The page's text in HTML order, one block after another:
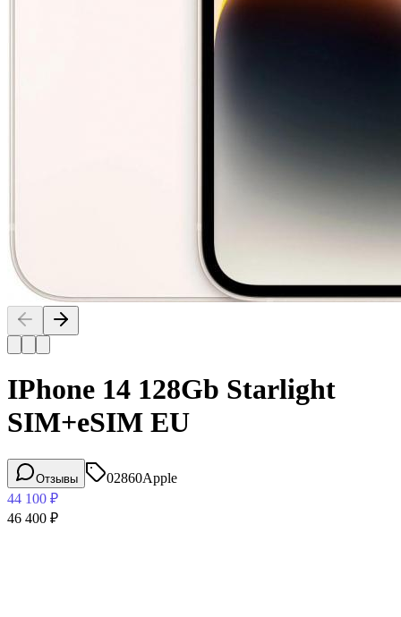
IPhone 14 128Gb Starlight
SIM+eSIM EU
Отзывы 02860Apple
44 100 ₽
46 400 ₽